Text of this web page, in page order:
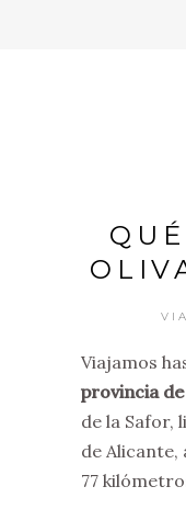
Viajamos
provincia
de la Safor,
de Alicante,
77